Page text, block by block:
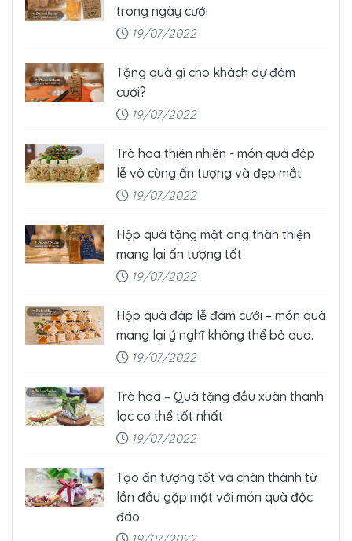
trong ngày cưới
19/07/2022
Tặng quà gì cho khách dự đám
cưới?
19/07/2022
Trà hoa thiên nhiên - món quà đáp
lễ vô cùng ấn tượng và đẹp mắt
19/07/2022
Hộp quà tặng mật ong thân thiện
mang lại ấn tượng tốt
19/07/2022
Hộp quà đáp lễ đám cưới – món quà
mang lại ý nghĩ không thể bỏ qua.
19/07/2022
Trà hoa – Quà tặng đầu xuân thanh
lọc cơ thể tốt nhất
19/07/2022
Tạo ấn tượng tốt và chân thành từ
lần đầu gặp mặt với món quà độc
đáo